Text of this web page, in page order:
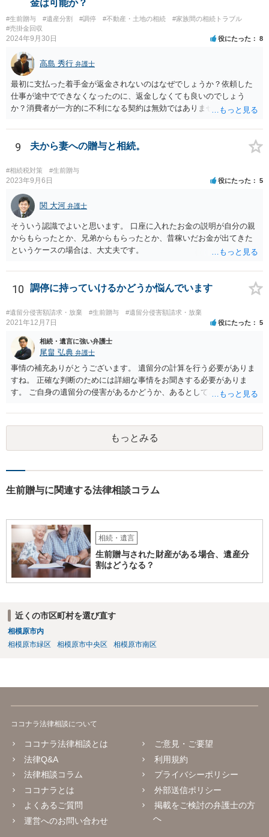
金は可能か？
#生前贈与 #遺産分割 #調停 #不動産・土地の相続
#家族間の相続トラブル
#売掛金回収
2024年9月30日 役にたった 8
高島 秀行 弁護士
最初に支払った着手金が返金されないのはなぜでしょうか？依頼した
仕事が途中でできなくなったのに、返金しなくても良いのでしょう
か？消費者が一方的に不利になる契約は無効ではありませんか？
務があると思います。 倒れた弁護士が所属する弁護士会に相談さ
れた方がよいと思います。 倒れた弁護士は脳梗塞で倒れたようで
すが、 判断能力があり、復代理を倒れた弁護士の判断で復代理を
選任したのか 即ち、復代理人の選任は有効なのかという問題もあ
ると思います。
9 夫から妻への贈与と相続。
#相続税対策 #生前贈与
2023年9月6日 役にたった 5
関 大河 弁護士
そういう認識でよいと思います。 口座に入れたお金の説明が自分の親
からもらったとか、兄弟からもらったとか、昔稼いだお金が出てきた
というケースの場合は、大丈夫です。
10 調停に持っていけるかどうか悩んでいます
#遺留分侵害額請求・放棄 #生前贈与 #遺留分侵害額請求・放棄
2021年12月7日 役にたった 5
相続・遺言に強い弁護士
尾畠 弘典 弁護士
事情の補充ありがとうございます。 遺留分の計算を行う必要がありま
すね。 正確な判断のためには詳細な事情をお聞きする必要がありま
す。 ご自身の遺留分の侵害があるかどうか、あるとしてどの程度の金
相談されるのが良いと思います。
もっとみる
生前贈与に関連する法律相談コラム
相続・遺言
生前贈与された財産がある場合、遺産分
割はどうなる？
近くの市区町村を選び直す
相模原市内
相模原市緑区
相模原市中央区 相模原市南区
ココナラ法律相談について
ココナラ法律相談とは
法律Q&A
法律相談コラム
ココナラとは
よくあるご質問
運営へのお問い合わせ
ご意見・ご要望
利用規約
プライバシーポリシー
外部送信ポリシー
掲載をご検討の弁護士の方
へ